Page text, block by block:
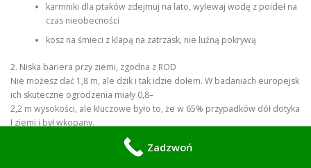
karmniki dla ptaków zdejmuj na lato, wylewaj wodę z poideł na
czas nieobecności
kosz na śmieci z klapą na zatrzask, nie luźną pokrywą
2. Niska bariera przy ziemi, zgodna z ROD
Nie możesz dać 1,8 m, ale dzik i tak idzie dołem. W badaniach europejsk
ich skuteczne ogrodzenia miały 0,8–
2,2 m wysokości, ale kluczowe było to, że w 65% przypadków dół dotyka
ł ziemi i był wkopany.
siatka leśna lub panelowa 1,0–Zadzwoń